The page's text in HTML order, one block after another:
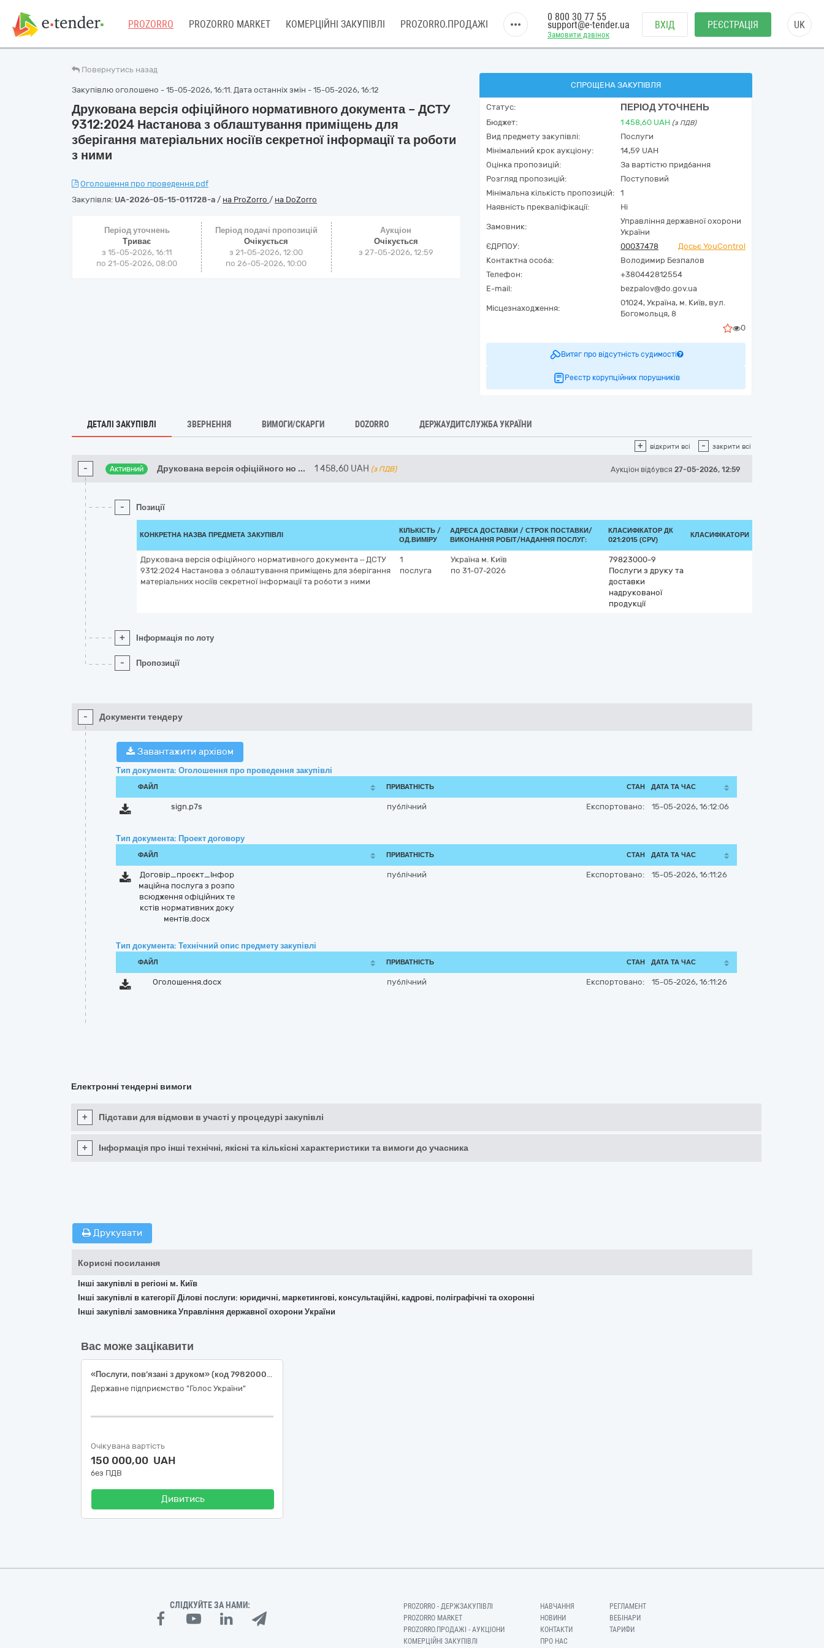
PROZORRO PROZORRO MARKET КОМЕРЦІЙНІ ЗАКУПІВЛІ PROZORRO.ПРОДАЖІ
Замовити дзвінок
0 800 30 77 55
support@e-tender.ua ВХІД РЕЄСТРАЦІЯ UK
Повернутись назад
Закупівлю оголошено - 15-05-2026, 16:11. Дата останніх змін - 15-05-2026, 16:12
Друкована версія офіційного нормативного документа – ДСТУ
9312:2024 Настанова з облаштування приміщень для
зберігання матеріальних носіїв секретної інформації та роботи
з ними
Оголошення про проведення.pdf
Закупівля: UA-2026-05-15-011728-a / на ProZorro / на DoZorro
Період уточнень
Триває
з 15-05-2026, 16:11
по 21-05-2026, 08:00
Період подачі пропозицій
Очікується
з 21-05-2026, 12:00
по 26-05-2026, 10:00
Аукціон
Очікується
з 27-05-2026, 12:59
СПРОЩЕНА ЗАКУПІВЛЯ
Статус: ПЕРІОД УТОЧНЕНЬ
Бюджет: 1 458,60 UAH (з ПДВ)
Вид предмету закупівлі:
Послуги
Мінімальний крок аукціону:
14,59 UAH
Оцінка пропозицій:
За вартістю придбання
Розгляд пропозицій:
Поступовий
Мінімальна кількість пропозицій:
1
Наявність прекваліфікації:
Ні
Замовник:
Управління державної охорони
України
ЄДРПОУ:
00037478
Досьє YouControl
Контактна особа:
Володимир Безпалов
Телефон:
+380442812554
E-mail:
bezpalov@do.gov.ua
Місцезнаходження:
01024, Україна, м. Київ, вул.
Богомольця, 8
0
Витяг про відсутність судимості
Реєстр корупційних порушників
ДЕТАЛІ ЗАКУПІВЛІ ЗВЕРНЕННЯ ВИМОГИ/СКАРГИ DOZORRO ДЕРЖАУДИТСЛУЖБА УКРАЇНИ
+ відкрити всі - закрити всі
- Активний Друкована версія офіційного но ... 1 458,60 UAH (з ПДВ) Аукціон відбувся 27-05-2026, 12:59
- Позиції
КОНКРЕТНА НАЗВА ПРЕДМЕТА ЗАКУПІВЛІ
КІЛЬКІСТЬ /
ОД.ВИМІРУ
АДРЕСА ДОСТАВКИ / СТРОК ПОСТАВКИ/
ВИКОНАННЯ РОБІТ/НАДАННЯ ПОСЛУГ:
КЛАСИФІКАТОР ДК
021:2015 (CPV)
КЛАСИФІКАТОРИ
Друкована версія офіційного нормативного документа – ДСТУ
9312:2024 Настанова з облаштування приміщень для зберігання
матеріальних носіїв секретної інформації та роботи з ними
1
послуга
Україна м. Київ
по 31-07-2026
79823000-9
Послуги з друку та
доставки
надрукованої
продукції
+ Інформація по лоту
- Пропозиції
- Документи тендеру
Завантажити архівом
Тип документа: Оголошення про проведення закупівлі
ФАЙЛ ПРИВАТНІСТЬ СТАН ДАТА ТА ЧАС
sign.p7s публічний Експортовано: 15-05-2026, 16:12:06
Тип документа: Проект договору
ФАЙЛ ПРИВАТНІСТЬ СТАН ДАТА ТА ЧАС
Договір_проєкт_Інфор
маційна послуга з розпо
всюдження офіційних те
кстів нормативних доку
ментів.docx
публічний Експортовано: 15-05-2026, 16:11:26
Тип документа: Технічний опис предмету закупівлі
ФАЙЛ ПРИВАТНІСТЬ СТАН ДАТА ТА ЧАС
Оголошення.docx публічний Експортовано: 15-05-2026, 16:11:26
Електронні тендерні вимоги
+ Підстави для відмови в участі у процедурі закупівлі
+ Інформація про інші технічні, якісні та кількісні характеристики та вимоги до учасника
Друкувати
Корисні посилання
Інші закупівлі в регіоні м. Київ
Інші закупівлі в категорії Ділові послуги: юридичні, маркетингові, консультаційні, кадрові, поліграфічні та охоронні
Інші закупівлі замовника Управління державної охорони України
Вас може зацікавити
«Послуги, пов’язані з друком» (код 79820000-8 за ДК 021:2015) (Послуги з друку збірки статей, коментарів, стенограм конституційного процесу 1991-1995 років у другому виданні І тому «Конституції незалежної України»)
Державне підприємство "Голос України"
Очікувана вартість
150 000,00 UAH
без ПДВ
Дивитись
СЛІДКУЙТЕ ЗА НАМИ:
PROZORRO - ДЕРЖЗАКУПІВЛІ
PROZORRO MARKET
PROZORRO.ПРОДАЖІ - АУКЦІОНИ
КОМЕРЦІЙНІ ЗАКУПІВЛІ
НАВЧАННЯ
НОВИНИ
КОНТАКТИ
ПРО НАС
РЕГЛАМЕНТ
ВЕБІНАРИ
ТАРИФИ